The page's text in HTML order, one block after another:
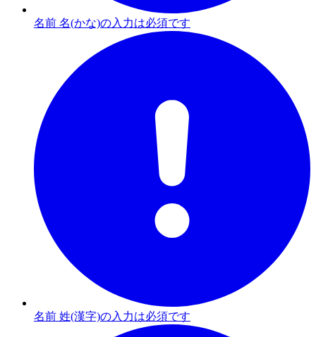
名前 名(かな)の入力は必須です
名前 姓(漢字)の入力は必須です